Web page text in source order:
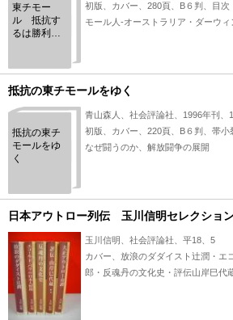
東チモー
ル 抵抗す
るは勝利な
初版、カバー、280頁、B６判、目
モール人-オーストラリア・ダーウ
ら、雨露に濡れる山-1997年後半、
タナ司令官、スハルト退陣以降の東
料 闘争現場からの訴え
抵抗の東チモールをゆく
抵抗の東チ
モールをゆ
く
青山森人、社会評論社、1996年刊、
初版、カバー、220頁、B６判、帯
なぜ闘うのか、解放闘争の展開
日本アウトロー列伝 玉川信明セレクショ
玉川信明、社会評論社、平18、5
カバー、放浪のダダイスト辻潤・エ
郎・反魂丹の文化史・評伝山岸巳代